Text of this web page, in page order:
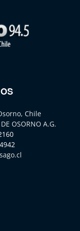
Chile
OSORNO A.G.